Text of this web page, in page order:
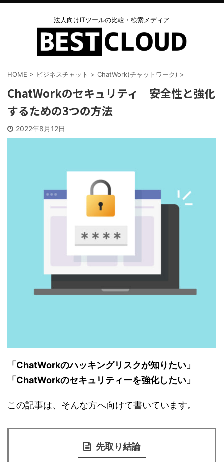
法人向けITツールの比較・検索メディア
HOME > ビジネスチャット > ChatWork(チャットワーク) >
ChatWorkのセキュリティ｜安全性と強化
するための3つの方法
2022年8月12日
「ChatWorkのハッキングリスクが知りたい」
「ChatWorkのセキュリティーを強化したい」
この記事は、そんな方へ向けて書いています。
先取り結論